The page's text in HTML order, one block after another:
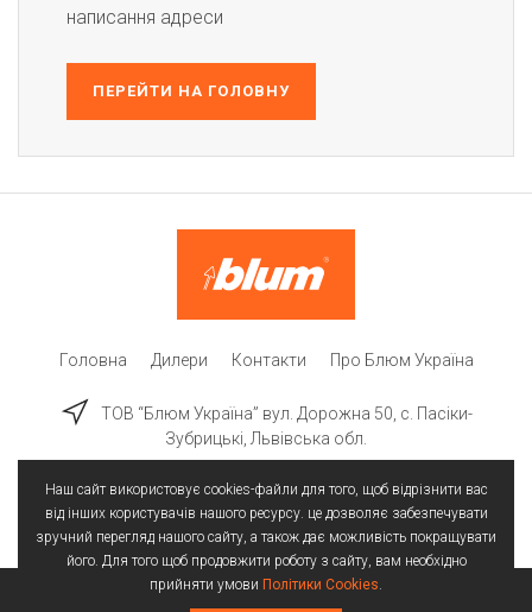
написання адреси
ПЕРЕЙТИ НА ГОЛОВНУ
Головна Дилери Контакти Про Блюм Україна
ТОВ “Блюм Україна” вул. Дорожна 50, c. Пасіки-
Зубрицькі, Львівська обл.
Наш сайт використовує cookies-файли для того, щоб відрізнити вас
від інших користувачів нашого ресурсу. це дозволяє забезпечувати
зручний перегляд нашого сайту, а також дає можливість покращувати
його. Для того щоб продовжити роботу з сайту, вам необхідно
прийняти умови Політики Cookies.